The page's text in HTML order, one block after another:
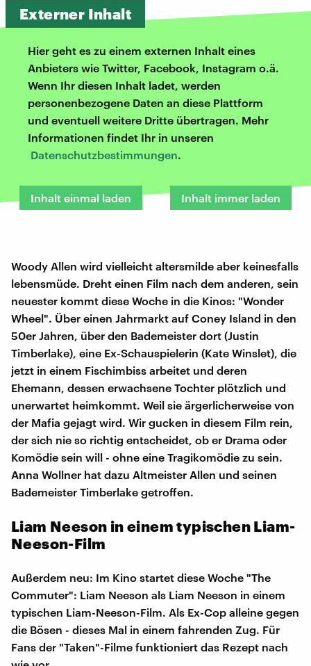
Externer Inhalt
Hier geht es zu einem externen Inhalt eines
Anbieters wie Twitter, Facebook, Instagram o.ä.
Wenn Ihr diesen Inhalt ladet, werden
personenbezogene Daten an diese Plattform
und eventuell weitere Dritte übertragen. Mehr
Informationen findet Ihr in unseren
Datenschutzbestimmungen.
Inhalt einmal laden Inhalt immer laden
Woody Allen wird vielleicht altersmilde aber keinesfalls
lebensmüde. Dreht einen Film nach dem anderen, sein
neuester kommt diese Woche in die Kinos: "Wonder
Wheel". Über einen Jahrmarkt auf Coney Island in den
50er Jahren, über den Bademeister dort (Justin
Timberlake), eine Ex-Schauspielerin (Kate Winslet), die
jetzt in einem Fischimbiss arbeitet und deren
Ehemann, dessen erwachsene Tochter plötzlich und
unerwartet heimkommt. Weil sie ärgerlicherweise von
der Mafia gejagt wird. Wir gucken in diesem Film rein,
der sich nie so richtig entscheidet, ob er Drama oder
Komödie sein will - ohne eine Tragikomödie zu sein.
Anna Wollner hat dazu Altmeister Allen und seinen
Bademeister Timberlake getroffen.
Liam Neeson in einem typischen Liam-
Neeson-Film
Außerdem neu: Im Kino startet diese Woche "The
Commuter": Liam Neeson als Liam Neeson in einem
typischen Liam-Neeson-Film. Als Ex-Cop alleine gegen
die Bösen - dieses Mal in einem fahrenden Zug. Für
Fans der "Taken"-Filme funktioniert das Rezept nach